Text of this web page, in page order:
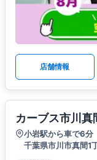
店舗情報
カーブス市川真
小岩駅から車で6分
千葉県市川市真間1